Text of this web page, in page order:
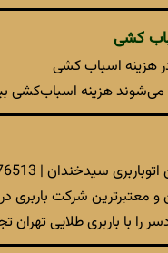
کشی
هزینه اسباب کشی
هزینه اسباب‌کشی
سیدخندان | 22376513
معتبرترین شرکت باربری
را با باربری طلایی تهران